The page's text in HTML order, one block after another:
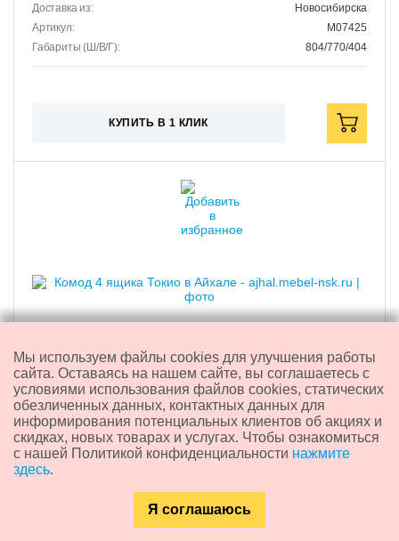
Доставка из:
Новосибирска
Артикул:
M07425
Габариты (Ш/В/Г):
804/770/404
КУПИТЬ В 1 КЛИК
Комод 4 ящика "Токио"
5 580₽
Каталог Контакты
Мы используем файлы cookies для улучшения работы
сайта. Оставаясь на нашем сайте, вы соглашаетесь с
условиями использования файлов cookies, статических
обезличенных данных, контактных данных для
информирования потенциальных клиентов об акциях и
скидках, новых товарах и услугах. Чтобы ознакомиться
с нашей Политикой конфиденциальности нажмите
здесь.
Я соглашаюсь